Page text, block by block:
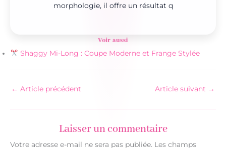
morphologie, il offre un résultat q
Voir aussi
Shaggy Mi-Long : Coupe Moderne et Frange Stylée
← Article précédent Article suivant →
Laisser un commentaire
Votre adresse e-mail ne sera pas publiée. Les champs